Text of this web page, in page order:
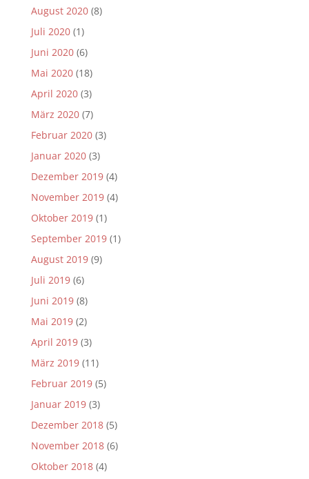
August 2020(8)
Juli 2020(1)
Juni 2020(6)
Mai 2020(18)
April 2020(3)
März 2020(7)
Februar 2020(3)
Januar 2020(3)
Dezember 2019(4)
November 2019(4)
Oktober 2019(1)
September 2019(1)
August 2019(9)
Juli 2019(6)
Juni 2019(8)
Mai 2019(2)
April 2019(3)
März 2019(11)
Februar 2019(5)
Januar 2019(3)
Dezember 2018(5)
November 2018(6)
Oktober 2018(4)